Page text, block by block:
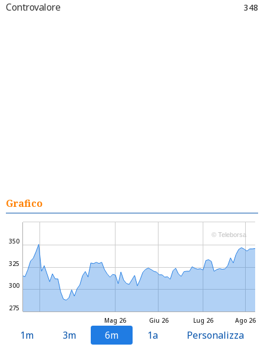
Controvalore 348
Grafico
Giu 26 Ago 26
Mag 26 Lug 26
275
300
325
350
© Teleborsa
1m 3m 6m 1a Personalizza